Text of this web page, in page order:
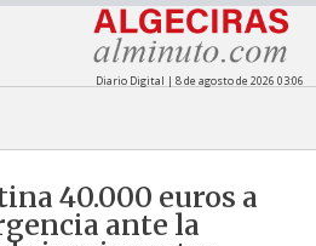
Diario Digital | 8 de agosto de 2026 03:06
40.000 euros a
ante la